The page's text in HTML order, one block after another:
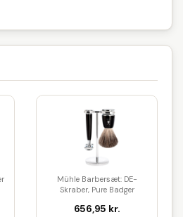
Mühle Barbersæt: DE-
Skraber, Pure Badger
656,95 kr.